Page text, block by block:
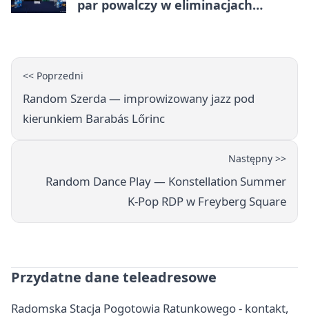
par powalczy w eliminacjach
<< Poprzedni
Random Szerda — improwizowany jazz pod
kierunkiem Barabás Lőrinc
Następny >>
Random Dance Play — Konstellation Summer
K‑Pop RDP w Freyberg Square
Przydatne dane teleadresowe
Radomska Stacja Pogotowia Ratunkowego - kontakt,